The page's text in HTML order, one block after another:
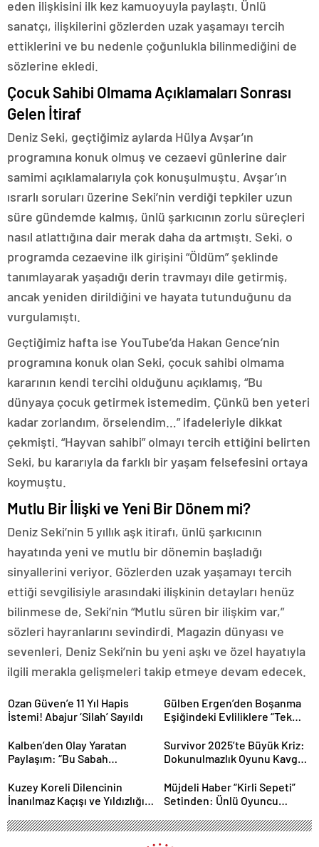
eden ilişkisini ilk kez kamuoyuyla paylaştı. Ünlü
sanatçı, ilişkilerini gözlerden uzak yaşamayı tercih
ettiklerini ve bu nedenle çoğunlukla bilinmediğini de
sözlerine ekledi.
Çocuk Sahibi Olmama Açıklamaları Sonrası
Gelen İtiraf
Deniz Seki, geçtiğimiz aylarda Hülya Avşar’ın
programına konuk olmuş ve cezaevi günlerine dair
samimi açıklamalarıyla çok konuşulmuştu. Avşar’ın
ısrarlı soruları üzerine Seki’nin verdiği tepkiler uzun
süre gündemde kalmış, ünlü şarkıcının zorlu süreçleri
nasıl atlattığına dair merak daha da artmıştı. Seki, o
programda cezaevine ilk girişini “Öldüm” şeklinde
tanımlayarak yaşadığı derin travmayı dile getirmiş,
ancak yeniden dirildiğini ve hayata tutunduğunu da
vurgulamıştı.
Geçtiğimiz hafta ise YouTube’da Hakan Gence’nin
programına konuk olan Seki, çocuk sahibi olmama
kararının kendi tercihi olduğunu açıklamış, “Bu
dünyaya çocuk getirmek istemedim. Çünkü ben yeteri
kadar zorlandım, örselendim…” ifadeleriyle dikkat
çekmişti. “Hayvan sahibi” olmayı tercih ettiğini belirten
Seki, bu kararıyla da farklı bir yaşam felsefesini ortaya
koymuştu.
Mutlu Bir İlişki ve Yeni Bir Dönem mi?
Deniz Seki’nin 5 yıllık aşk itirafı, ünlü şarkıcının
hayatında yeni ve mutlu bir dönemin başladığı
sinyallerini veriyor. Gözlerden uzak yaşamayı tercih
ettiği sevgilisiyle arasındaki ilişkinin detayları henüz
bilinmese de, Seki’nin “Mutlu süren bir ilişkim var,”
sözleri hayranlarını sevindirdi. Magazin dünyası ve
sevenleri, Deniz Seki’nin bu yeni aşkı ve özel hayatıyla
ilgili merakla gelişmeleri takip etmeye devam edecek.
Ozan Güven’e 11 Yıl Hapis
İstemi! Abajur ‘Silah’ Sayıldı
Gülben Ergen’den Boşanma
Eşiğindeki Evliliklere “Tek
Kalben’den Olay Yaratan
Paylaşım: “Bu Sabah
Survivor 2025’te Büyük Kriz:
Dokunulmazlık Oyunu Kavga
Oyun Alanını Terk Etti!
Kuzey Koreli Dilencinin
İnanılmaz Kaçışı ve Yıldızlığı
Müjdeli Haber “Kirli Sepeti”
Setinden: Ünlü Oyuncu